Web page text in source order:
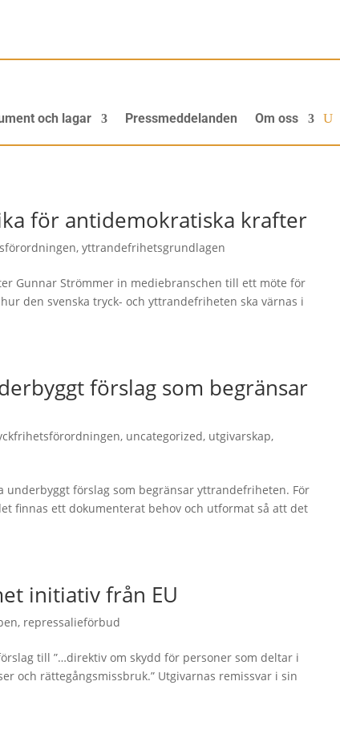
och lagar Pressmeddelanden Om oss
för antidemokratiska krafter
, yttrandefrihetsgrundlagen
Gunnar Strömmer in mediebranschen till ett möte för
den svenska tryck- och yttrandefriheten ska värnas i
förslag som begränsar
, uncategorized, utgivarskap,
förslag som begränsar yttrandefriheten. För
finnas ett dokumenterat behov och utformat så att det
initiativ från EU
, repressalieförbud
till ”…direktiv om skydd för personer som deltar i
och rättegångsmissbruk.” Utgivarnas remissvar i sin